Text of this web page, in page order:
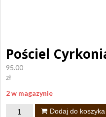
Pościel
95.00
zł
2 w magazynie
ilość
Dodaj do koszyka